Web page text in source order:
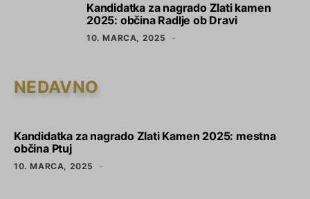
Kandidatka za nagrado Zlati kamen
2025: občina Radlje ob Dravi
10. MARCA, 2025
NEDAVNO
Kandidatka za nagrado Zlati Kamen 2025: mestna
občina Ptuj
10. MARCA, 2025